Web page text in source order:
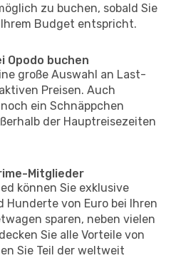
zu buchen, sobald Sie
Budget entspricht.
Opodo buchen
große Auswahl an Last-
Preisen. Auch
ein Schnäppchen
der Hauptreisezeiten
Mitglieder
können Sie exklusive
von Euro bei Ihren
sparen, neben vielen
Sie alle Vorteile von
Sie Teil der weltweit